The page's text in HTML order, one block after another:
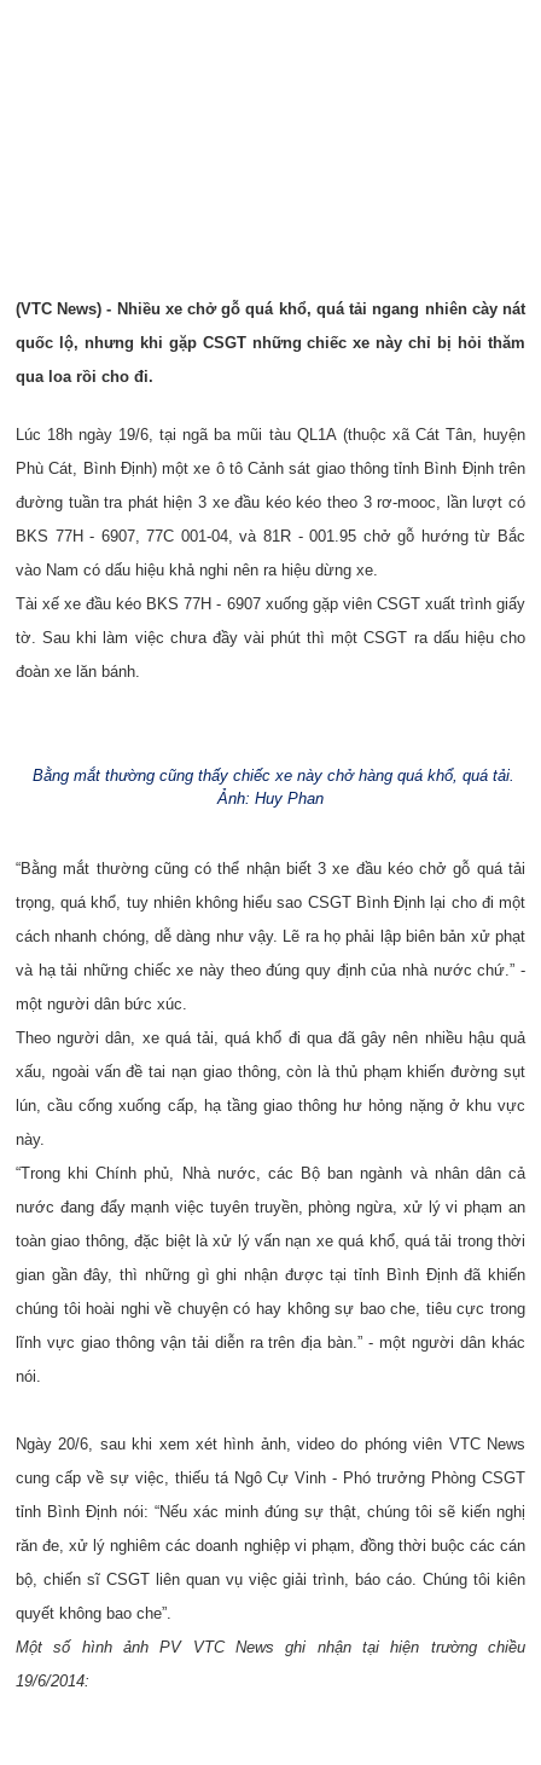
(VTC News) - Nhiều xe chở gỗ quá khổ, quá tải ngang nhiên cày nát
quốc lộ, nhưng khi gặp CSGT những chiếc xe này chỉ bị hỏi thăm
qua loa rồi cho đi.
Lúc 18h ngày 19/6, tại ngã ba mũi tàu QL1A (thuộc xã Cát Tân, huyện
Phù Cát, Bình Định) một xe ô tô Cảnh sát giao thông tỉnh Bình Định trên
đường tuần tra phát hiện 3 xe đầu kéo kéo theo 3 rơ-mooc, lần lượt có
BKS 77H - 6907, 77C 001-04, và 81R - 001.95 chở gỗ hướng từ Bắc
vào Nam có dấu hiệu khả nghi nên ra hiệu dừng xe.
Tài xế xe đầu kéo BKS 77H - 6907 xuống gặp viên CSGT xuất trình giấy
tờ. Sau khi làm việc chưa đầy vài phút thì một CSGT ra dấu hiệu cho
đoàn xe lăn bánh.
Bằng mắt thường cũng thấy chiếc xe này chở hàng quá khổ, quá tải.
Ảnh: Huy Phan
“Bằng mắt thường cũng có thể nhận biết 3 xe đầu kéo chở gỗ quá tải
trọng, quá khổ, tuy nhiên không hiểu sao CSGT Bình Định lại cho đi một
cách nhanh chóng, dễ dàng như vậy. Lẽ ra họ phải lập biên bản xử phạt
và hạ tải những chiếc xe này theo đúng quy định của nhà nước chứ.” -
một người dân bức xúc.
Theo người dân, xe quá tải, quá khổ đi qua đã gây nên nhiều hậu quả
xấu, ngoài vấn đề tai nạn giao thông, còn là thủ phạm khiến đường sụt
lún, cầu cống xuống cấp, hạ tầng giao thông hư hỏng nặng ở khu vực
này.
“Trong khi Chính phủ, Nhà nước, các Bộ ban ngành và nhân dân cả
nước đang đẩy mạnh việc tuyên truyền, phòng ngừa, xử lý vi phạm an
toàn giao thông, đặc biệt là xử lý vấn nạn xe quá khổ, quá tải trong thời
gian gần đây, thì những gì ghi nhận được tại tỉnh Bình Định đã khiến
chúng tôi hoài nghi về chuyện có hay không sự bao che, tiêu cực trong
lĩnh vực giao thông vận tải diễn ra trên địa bàn.” - một người dân khác
nói.
Ngày 20/6, sau khi xem xét hình ảnh, video do phóng viên VTC News
cung cấp về sự việc, thiếu tá Ngô Cự Vinh - Phó trưởng Phòng CSGT
tỉnh Bình Định nói: “Nếu xác minh đúng sự thật, chúng tôi sẽ kiến nghị
răn đe, xử lý nghiêm các doanh nghiệp vi phạm, đồng thời buộc các cán
bộ, chiến sĩ CSGT liên quan vụ việc giải trình, báo cáo. Chúng tôi kiên
quyết không bao che”.
Một số hình ảnh PV VTC News ghi nhận tại hiện trường chiều
19/6/2014: